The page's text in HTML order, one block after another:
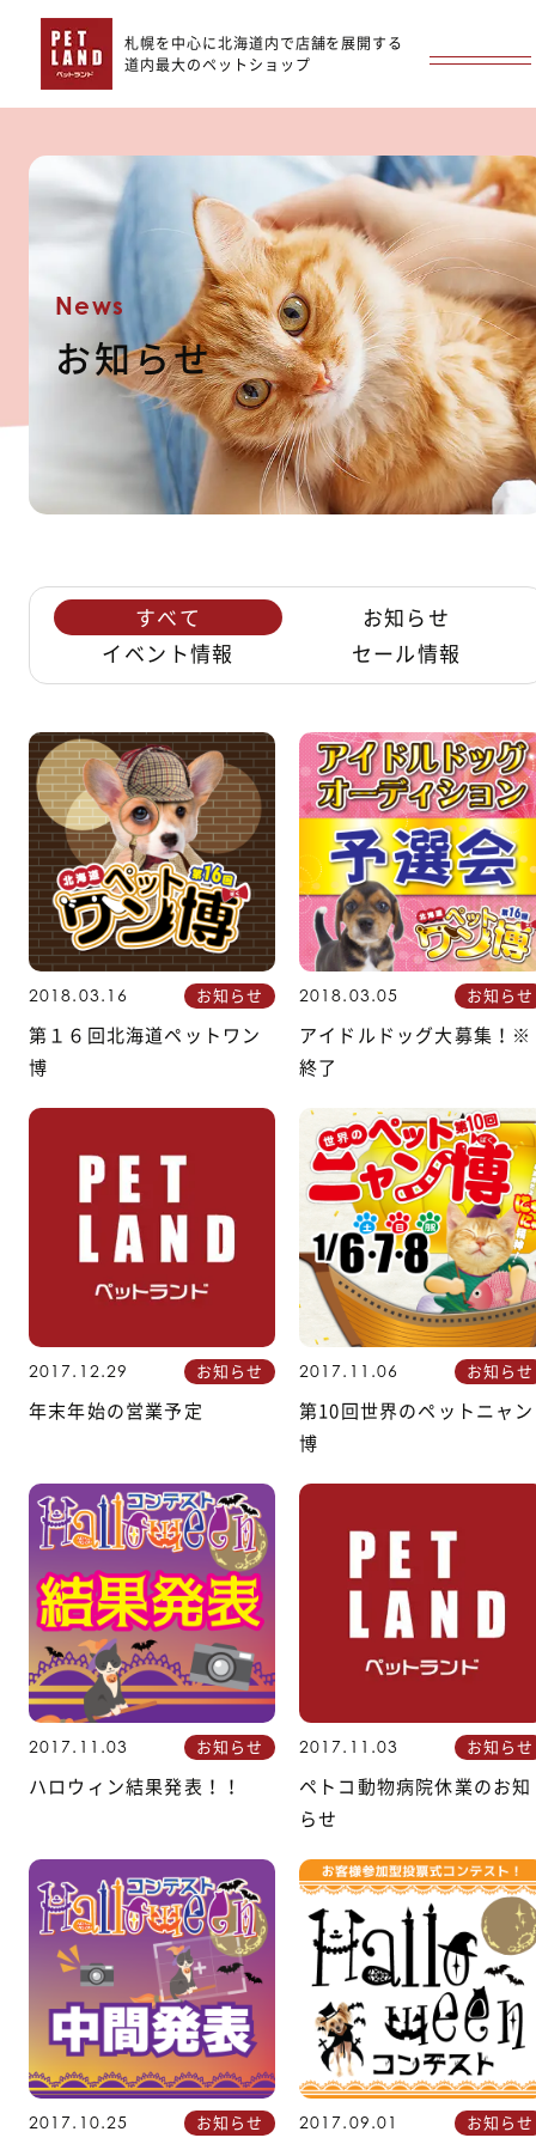
札幌を中心に北海道内で店舗を展開する
道内最大のペットショップ
News
お知らせ
すべて
お知らせ
イベント情報
セール情報
お知らせ
2018.03.16
第１６回北海道ペットワン
博
お知らせ
2018.03.05
アイドルドッグ大募集！※
終了
お知らせ
2017.12.29
年末年始の営業予定
お知らせ
2017.11.06
第10回世界のペットニャン
博
お知らせ
2017.11.03
ハロウィン結果発表！！
お知らせ
2017.11.03
ペトコ動物病院休業のお知
らせ
お知らせ
2017.10.25 お知らせ
2017.09.01